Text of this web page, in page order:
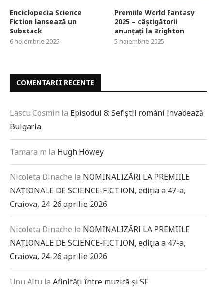
Enciclopedia Science
Fiction lansează un
Substack
6 noiembrie 2025
Premiile World Fantasy
2025 – câștigătorii
anunțați la Brighton
5 noiembrie 2025
COMENTARII RECENTE
Lascu Cosmin la Episodul 8: Sefiștii români invadează
Bulgaria
Tamara m la Hugh Howey
Nicoleta Dinache la NOMINALIZĂRI LA PREMIILE
NAȚIONALE DE SCIENCE-FICTION, ediția a 47-a,
Craiova, 24-26 aprilie 2026
Nicoleta Dinache la NOMINALIZĂRI LA PREMIILE
NAȚIONALE DE SCIENCE-FICTION, ediția a 47-a,
Craiova, 24-26 aprilie 2026
Unu Altu la Afinități între muzică și SF